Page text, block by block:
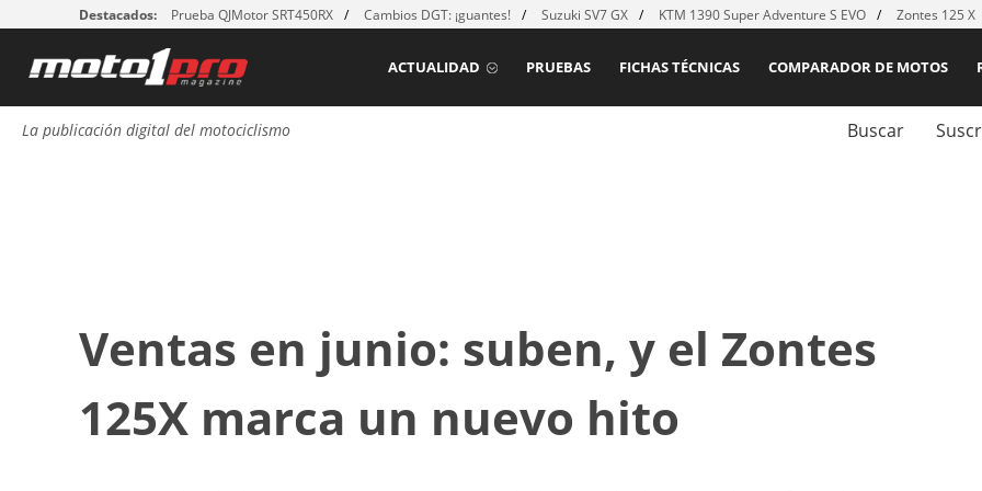
Destacados: Prueba QJMotor SRT450RX Cambios DGT: ¡guantes! Suzuki SV7 GX KTM 1390 Super Adventure S EVO Zontes 125 X
COMPARADOR DE MOTOS
FICHAS TÉCNICAS
PRUEBAS
ACTUALIDAD
La publicación digital del motociclismo Buscar
Ventas en junio: suben, y el Zontes
125X marca un nuevo hito